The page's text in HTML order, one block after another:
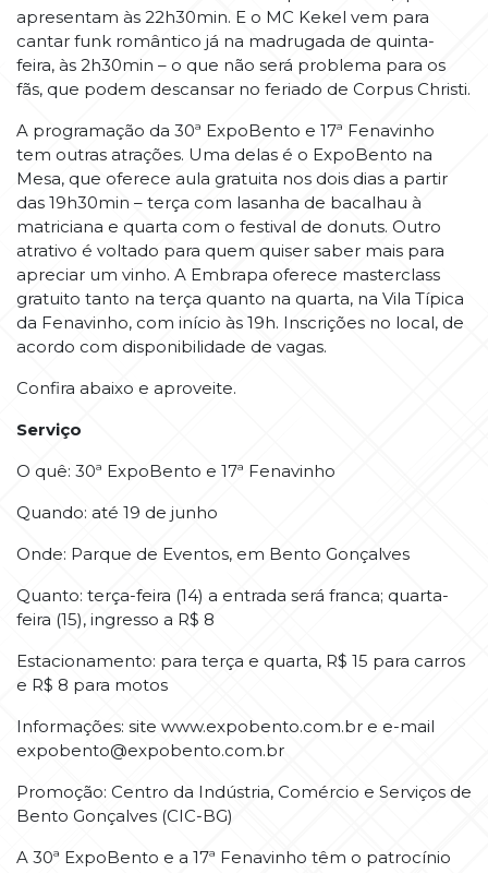
apresentam às 22h30min. E o MC Kekel vem para
cantar funk romântico já na madrugada de quinta-
feira, às 2h30min – o que não será problema para os
fãs, que podem descansar no feriado de Corpus Christi.
A programação da 30ª ExpoBento e 17ª Fenavinho
tem outras atrações. Uma delas é o ExpoBento na
Mesa, que oferece aula gratuita nos dois dias a partir
das 19h30min – terça com lasanha de bacalhau à
matriciana e quarta com o festival de donuts. Outro
atrativo é voltado para quem quiser saber mais para
apreciar um vinho. A Embrapa oferece masterclass
gratuito tanto na terça quanto na quarta, na Vila Típica
da Fenavinho, com início às 19h. Inscrições no local, de
acordo com disponibilidade de vagas.
Confira abaixo e aproveite.
Serviço
O quê: 30ª ExpoBento e 17ª Fenavinho
Quando: até 19 de junho
Onde: Parque de Eventos, em Bento Gonçalves
Quanto: terça-feira (14) a entrada será franca; quarta-
feira (15), ingresso a R$ 8
Estacionamento: para terça e quarta, R$ 15 para carros
e R$ 8 para motos
Informações: site www.expobento.com.br e e-mail
expobento@expobento.com.br
Promoção: Centro da Indústria, Comércio e Serviços de
Bento Gonçalves (CIC-BG)
A 30ª ExpoBento e a 17ª Fenavinho têm o patrocínio